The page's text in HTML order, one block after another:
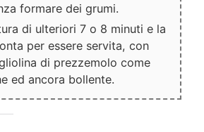
formare dei grumi.
di ulteriori 7 o 8 minuti e la
per essere servita, con
di prezzemolo come
ed ancora bollente.